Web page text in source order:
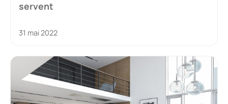
servent
31 mai 2022